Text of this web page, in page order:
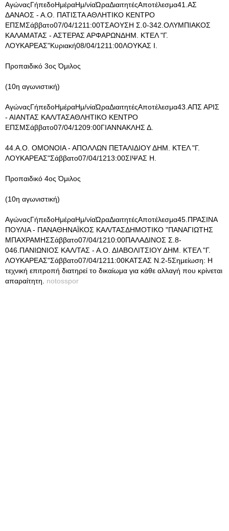
ΑγώναςΓήπεδοΗμέραΗμ/νίαΏραΔιαιτητέςΑποτέλεσμα41.ΑΣ
ΔΑΝΑΟΣ - Α.Ο. ΠΑΤΙΣΤΑ ΑΘΛΗΤΙΚΟ ΚΕΝΤΡΟ
ΕΠΣΜΣάββατο07/04/1211:00ΤΣΑΟΥΣΗ Σ.0-342.ΟΛΥΜΠΙΑΚΟΣ
ΚΑΛΑΜΑΤΑΣ - ΑΣΤΕΡΑΣ ΑΡΦΑΡΩΝΔΗΜ. ΚΤΕΛ "Γ.
ΛΟΥΚΑΡΕΑΣ"Κυριακή08/04/1211:00ΛΟΥΚΑΣ Ι.
Προπαιδικό 3ος Όμιλος
(10η αγωνιστική)
ΑγώναςΓήπεδοΗμέραΗμ/νίαΏραΔιαιτητέςΑποτέλεσμα43.ΑΠΣ ΑΡΙΣ
- ΑΙΑΝΤΑΣ ΚΑΛ/ΤΑΣΑΘΛΗΤΙΚΟ ΚΕΝΤΡΟ
ΕΠΣΜΣάββατο07/04/1209:00ΓΙΑΝΝΑΚΛΗΣ Δ.
44.Α.Ο. ΟΜΟΝΟΙΑ - ΑΠΟΛΛΩΝ ΠΕΤΑΛΙΔΙΟΥ ΔΗΜ. ΚΤΕΛ "Γ.
ΛΟΥΚΑΡΕΑΣ"Σάββατο07/04/1213:00ΣΙΨΑΣ Η.
Προπαιδικό 4ος Όμιλος
(10η αγωνιστική)
ΑγώναςΓήπεδοΗμέραΗμ/νίαΏραΔιαιτητέςΑποτέλεσμα45.ΠΡΑΣΙΝΑ
ΠΟΥΛΙΑ - ΠΑΝΑΘΗΝΑΪΚΟΣ ΚΑΛ/ΤΑΣΔΗΜΟΤΙΚΟ "ΠΑΝΑΓΙΩΤΗΣ
ΜΠΑΧΡΑΜΗΣΣάββατο07/04/1210:00ΠΑΛΑΔΙΝΟΣ Σ.8-
046.ΠΑΝΙΩΝΙΟΣ ΚΑΛ/ΤΑΣ - Α.Ο. ΔΙΑΒΟΛΙΤΣΙΟΥ ΔΗΜ. ΚΤΕΛ "Γ.
ΛΟΥΚΑΡΕΑΣ"Σάββατο07/04/1211:00ΚΑΤΣΑΣ Ν.2-5Σημείωση: Η
τεχνική επιτροπή διατηρεί το δικαίωμα για κάθε αλλαγή που κρίνεται
απαραίτητη. notosspor